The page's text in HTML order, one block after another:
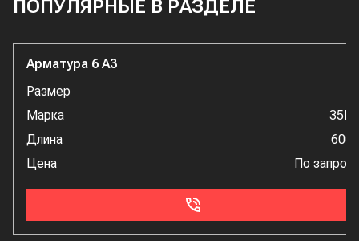
ПОПУЛЯРНЫЕ В РАЗДЕЛЕ
Арматура 6 А3
Размер
Марка
35ГС
Длина
6000
Цена
По запросу